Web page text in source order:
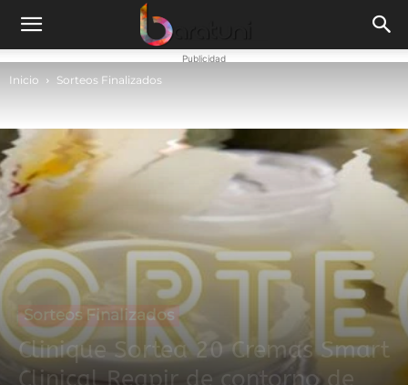
Publicidad
Inicio Sorteos Finalizados
Sorteos Finalizados
Clinique Sortea 20 Cremas Smart
Clinical Reapir de contorno de